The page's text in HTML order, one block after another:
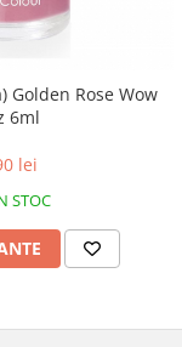
Golden Rose Wow
6ml
lei
STOC